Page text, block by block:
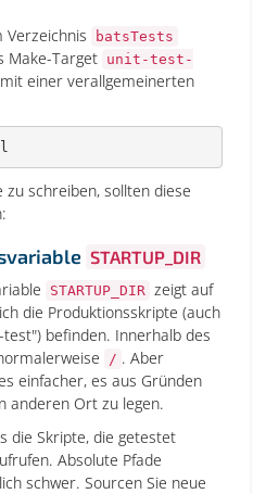
Verzeichnis batsTests
Make-Target unit-test-
einer verallgemeinerten
schreiben, sollten diese
STARTUP_DIR
STARTUP_DIR zeigt auf
die Produktionsskripte (auch
befinden. Innerhalb des
/ . Aber
einfacher, es aus Gründen
anderen Ort zu legen.
die Skripte, die getestet
Absolute Pfade
schwer. Sourcen Sie neue